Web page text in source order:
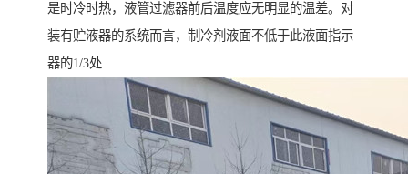
是时冷时热，液管过滤器前后温度应无明显的温差。对
装有贮液器的系统而言，制冷剂液面不低于此液面指示
器的1/3处